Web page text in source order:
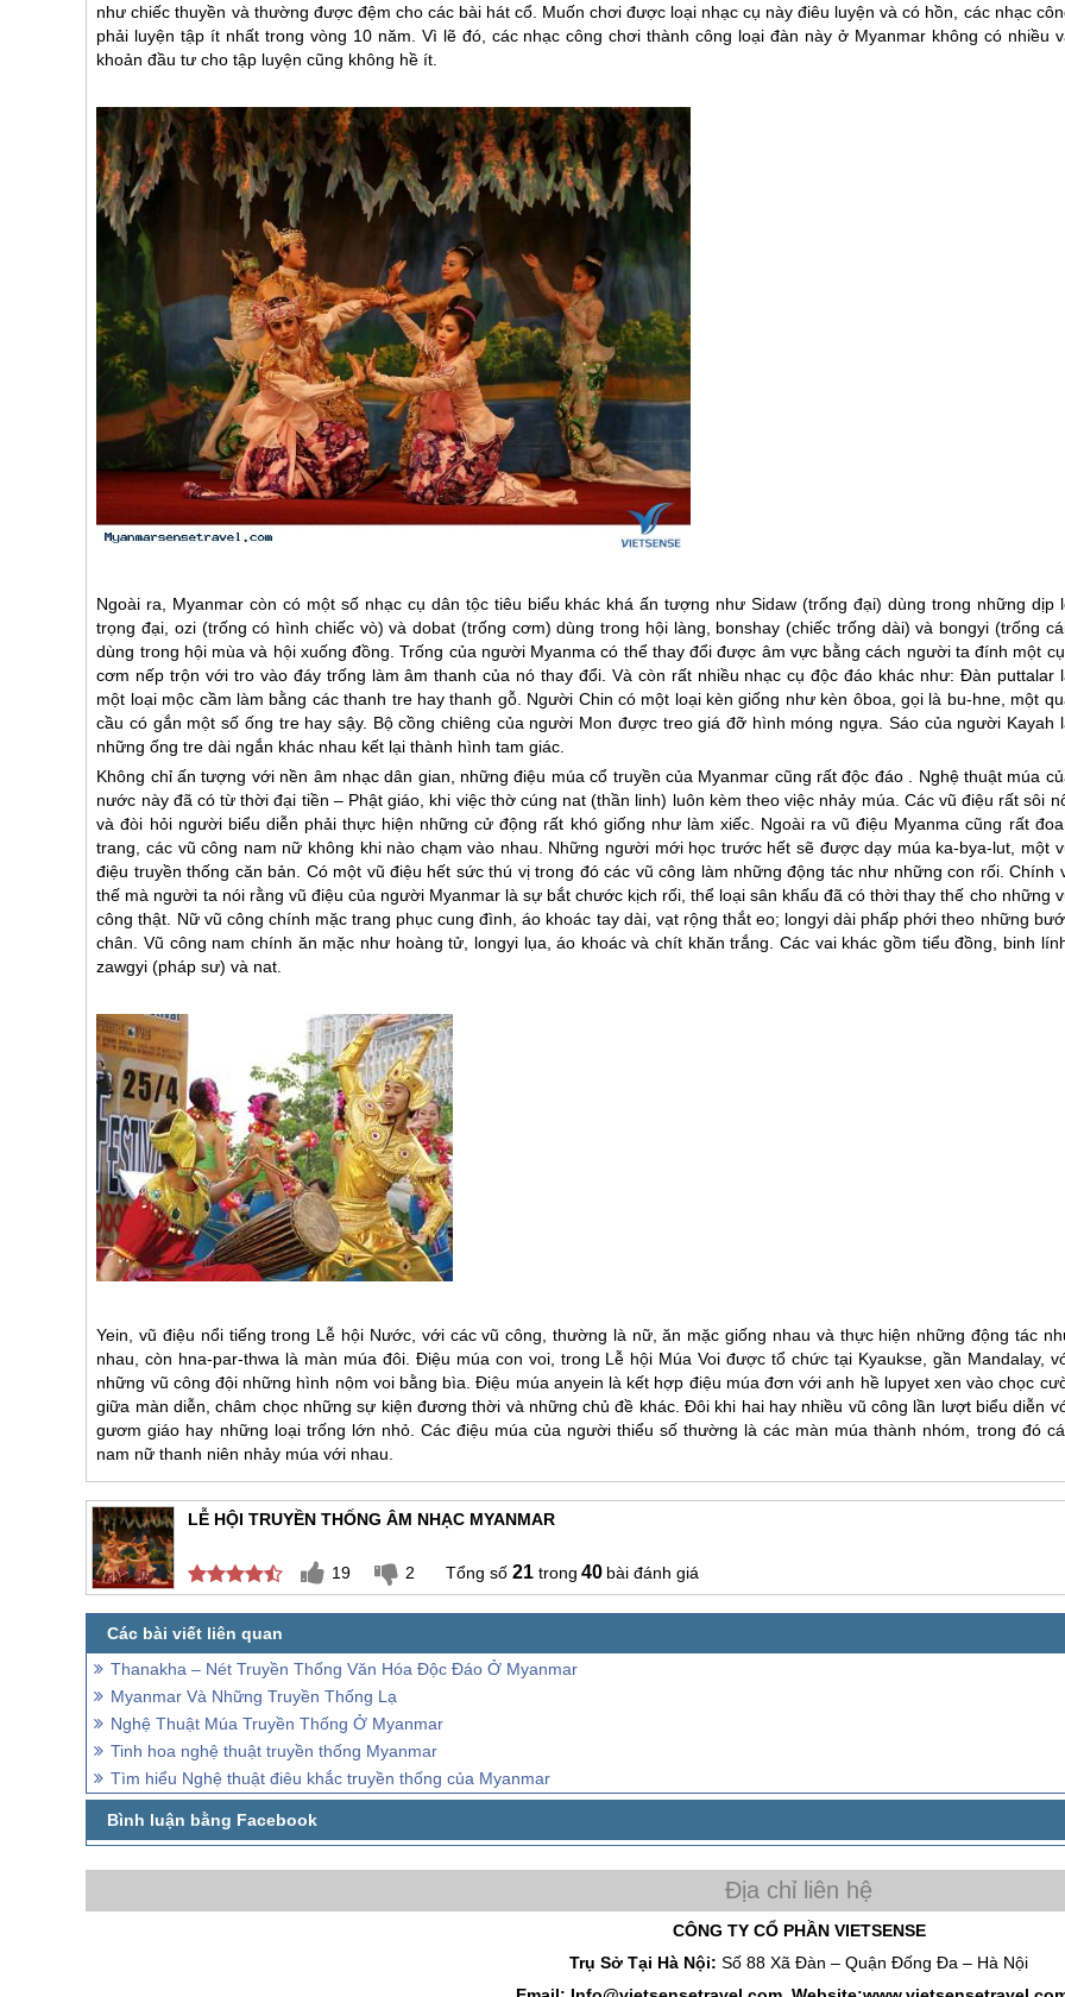
như chiếc thuyền và thường được đệm cho các bài hát cổ. Muốn chơi được loại nhạc cụ này điêu luyện và có hồn, các nhạc
phải luyện tập ít nhất trong vòng 10 năm. Vì lẽ đó, các nhạc công chơi thành công loại đàn này ở Myanmarkhông có nhiều
khoản đầu tư cho tập luyện cũng không hề ít.
Ngoài ra, Myanmar còn có một số nhạc cụ dân tộc tiêu biểu khác khá ấn tượng như Sidaw (trống đại) dùng trong những dịp
trọng đại, ozi (trống có hình chiếc vò) và dobat (trống cơm) dùng trong hội làng, bonshay (chiếc trống dài) và bongyi (trống
dùng trong hội mùa và hội xuống đồng. Trống của người Myanma có thể thay đổi được âm vực bằng cách người ta đính một
cơm nếp trộn với tro vào đáy trống làm âm thanh của nó thay đổi. Và còn rất nhiều nhạc cụ độc đáo khác như: Đàn puttalar
một loại mộc cầm làm bằng các thanh tre hay thanh gỗ. Người Chin có một loại kèn giống như kèn ôboa, gọi là bu-hne, một
cầu có gắn một số ống tre hay sậy. Bộ cồng chiêng của người Mon được treo giá đỡ hình móng ngựa. Sáo của người Kayah
những ống tre dài ngắn khác nhau kết lại thành hình tam giác.
Không chỉ ấn tượng với nền âm nhạc dân gian, những điệu múa cổ truyền của Myanmar cũng rất độc đáo . Nghệ thuật múa
nước này đã có từ thời đại tiền – Phật giáo, khi việc thờ cúng nat (thần linh) luôn kèm theo việc nhảy múa. Các vũ điệu rất sôi
và đòi hỏi người biểu diễn phải thực hiện những cử động rất khó giống như làm xiếc. Ngoài ra vũ điệu Myanma cũng rất
trang, các vũ công nam nữ không khi nào chạm vào nhau. Những người mới học trước hết sẽ được dạy múa ka-bya-lut, một
điệu truyền thống căn bản. Có một vũ điệu hết sức thú vị trong đó các vũ công làm những động tác như những con rối. Chính
thế mà người ta nói rằng vũ điệu của người Myanmarlà sự bắt chước kịch rối, thể loại sân khấu đã có thời thay thế cho những
công thật. Nữ vũ công chính mặc trang phục cung đình, áo khoác tay dài, vạt rộng thắt eo; longyi dài phấp phới theo những
chân. Vũ công nam chính ăn mặc như hoàng tử, longyi lụa, áo khoác và chít khăn trắng. Các vai khác gồm tiểu đồng, binh
zawgyi (pháp sư) và nat.
Yein, vũ điệu nổi tiếng trong Lễ hội Nước, với các vũ công, thường là nữ, ăn mặc giống nhau và thực hiện những động tác
nhau, còn hna-par-thwa là màn múa đôi. Điệu múa con voi, trong Lễ hội Múa Voi được tổ chức tại Kyaukse, gần Mandalay,
những vũ công đội những hình nộm voi bằng bìa. Điệu múa anyein là kết hợp điệu múa đơn với anh hề lupyet xen vào chọc
giữa màn diễn, châm chọc những sự kiện đương thời và những chủ đề khác. Đôi khi hai hay nhiều vũ công lần lượt biểu diễn
gươm giáo hay những loại trống lớn nhỏ. Các điệu múa của người thiểu số thường là các màn múa thành nhóm, trong đó
nam nữ thanh niên nhảy múa với nhau.
LỄ HỘI TRUYỀN THỐNG ÂM NHẠC MYANMAR
19 2 21 40 bài đánh giá
Thanakha – Nét Truyền Thống Văn Hóa Độc Đáo Ở Myanmar
Myanmar Và Những Truyền Thống Lạ
Nghệ Thuật Múa Truyền Thống Ở Myanmar
Tinh hoa nghệ thuật truyền thống Myanmar
Tìm hiểu Nghệ thuật điêu khắc truyền thống của Myanmar
CÔNG TY CỔ PHẦN VIETSENSE
Trụ Sở Tại Hà Nội: Số 88 Xã Đàn – Quận Đống Đa – Hà Nội